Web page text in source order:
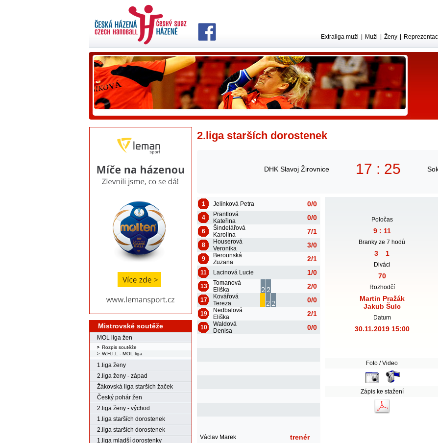
Extraliga muži Muži Ženy
Mistrovské soutěže
MOL liga žen
Rozpis soutěže
W.H.I.L - MOL liga
1.liga ženy
2.liga ženy - západ
Žákovská liga starších žaček
Český pohár žen
2.liga ženy - východ
1.liga starších dorostenek
2.liga starších dorostenek
1.liga mladší dorostenky
2.liga starších dorostenek
DHK Slavoj Žirovnice 17 : 25
1 Jelínková Petra 0/0
4
Prantlová
Kateřina
0/0
6
Šindelářová
Karolína
7/1
8
Houserová
Veronika
3/0
9
Berounská
Zuzana
2/1
11 Lacinová Lucie 1/0
13
Tomanová
Eliška
2/0
17
Kovářová
Tereza
0/0
19
Nedbalová
Eliška
2/1
10
Waldová
Denisa
0/0
Václav Marek trenér
Poločas
9 : 11
Branky ze 7 hodů
3 1
Diváci
70
Rozhodčí
Martin Pražák
Jakub Šulc
Datum
30.11.2019 15:00
Foto / Video
Zápis ke stažení